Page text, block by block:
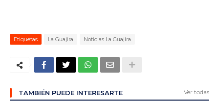
Etiquetas La Guajira Noticias La Guajira
TAMBIÉN PUEDE INTERESARTE Ver todas